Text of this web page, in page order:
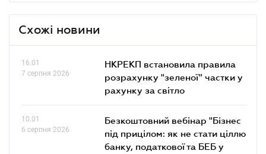
Схожі новини
16.01
7 серпня 2026
НКРЕКП встановила правила
розрахунку "зеленої" частки у
рахунку за світло
10.01
6 серпня 2026
Безкоштовний вебінар "Бізнес
під прицілом: як не стати ціллю
банку, податкової та БЕБ у